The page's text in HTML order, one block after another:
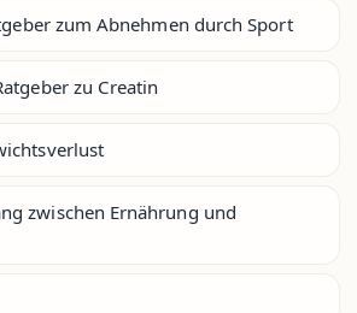
zum Abnehmen durch Sport
zu Creatin
zwischen Ernährung und